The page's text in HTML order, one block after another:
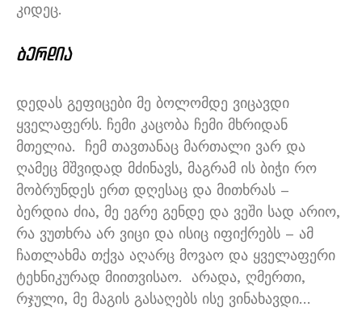
კიდეც.
ბერდია
დედას გეფიცები მე ბოლომდე ვიცავდი
ყველაფერს. ჩემი კაცობა ჩემი მხრიდან
მთელია.
ჩემ თავთანაც მართალი ვარ და
ღამეც მშვიდად მძინავს, მაგრამ ის ბიჭი რო
მობრუნდეს ერთ დღესაც და მითხრას –
ბერდია ძია, მე ეგრე გენდე და ვეში სად არიო,
რა ვუთხრა არ ვიცი და ისიც იფიქრებს – ამ
ჩათლახმა თქვა აღარც მოვაო და ყველაფერი
ტეხნიკურად მიითვისაო. არადა, ღმერთი,
რჯული, მე მაგის გასაღებს ისე ვინახავდი…